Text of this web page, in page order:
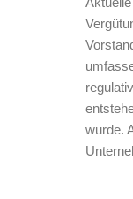
wurde.